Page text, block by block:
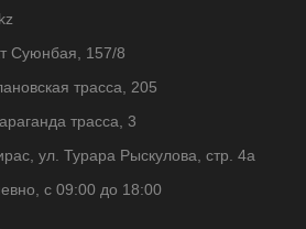
Суюнбая, 157/8
трасса, 205
трасса, 3
ул. Турара Рыскулова, стр. 4а
с 09:00 до 18:00